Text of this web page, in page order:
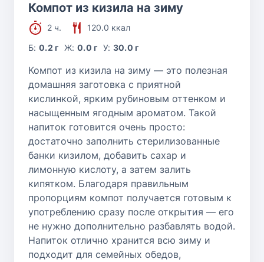
Компот из кизила на зиму
2 ч.
120.0 ккал
Б:0.2 г Ж: 0.0 г У: 30.0 г
Компот из кизила на зиму — это полезная
домашняя заготовка с приятной
кислинкой, ярким рубиновым оттенком и
насыщенным ягодным ароматом. Такой
напиток готовится очень просто:
достаточно заполнить стерилизованные
банки кизилом, добавить сахар и
лимонную кислоту, а затем залить
кипятком. Благодаря правильным
пропорциям компот получается готовым к
употреблению сразу после открытия — его
не нужно дополнительно разбавлять водой.
Напиток отлично хранится всю зиму и
подходит для семейных обедов,